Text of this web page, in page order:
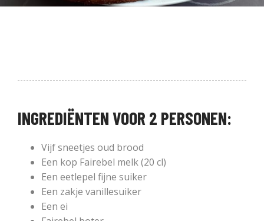
INGREDIËNTEN VOOR 2 PERSONEN:
Vijf sneetjes oud brood
Een kop Fairebel melk (20 cl)
Een eetlepel fijne suiker
Een zakje vanillesuiker
Een ei